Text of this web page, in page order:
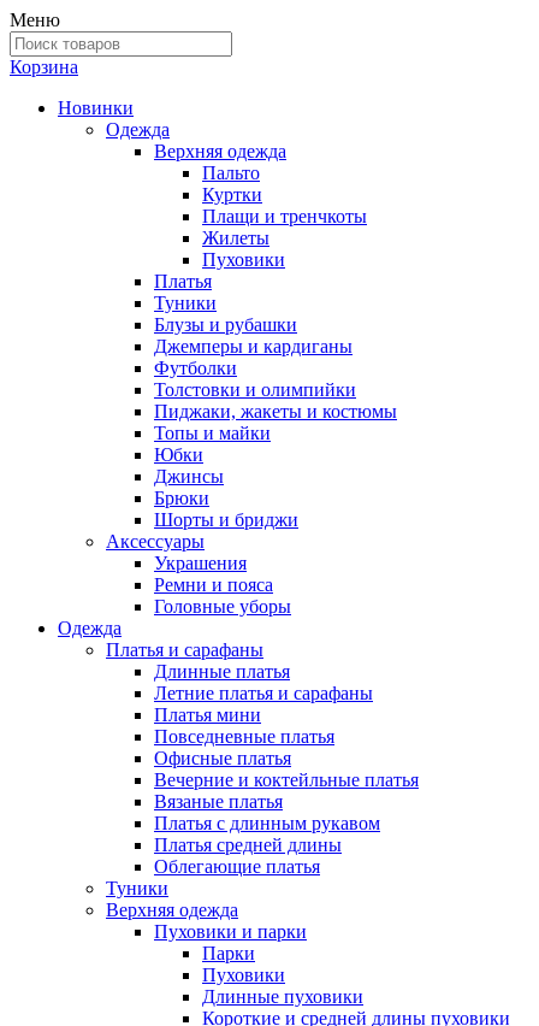
Меню
Корзина
Новинки
Одежда
Верхняя одежда
Пальто
Куртки
Плащи и тренчкоты
Жилеты
Пуховики
Платья
Туники
Блузы и рубашки
Джемперы и кардиганы
Футболки
Толстовки и олимпийки
Пиджаки, жакеты и костюмы
Топы и майки
Юбки
Джинсы
Брюки
Шорты и бриджи
Аксессуары
Украшения
Ремни и пояса
Головные уборы
Одежда
Платья и сарафаны
Длинные платья
Летние платья и сарафаны
Платья мини
Повседневные платья
Офисные платья
Вечерние и коктейльные платья
Вязаные платья
Платья с длинным рукавом
Платья средней длины
Облегающие платья
Туники
Верхняя одежда
Пуховики и парки
Парки
Пуховики
Длинные пуховики
Короткие и средней длины пуховики